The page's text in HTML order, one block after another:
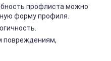
профлиста можно
форму профиля.
повреждениям,